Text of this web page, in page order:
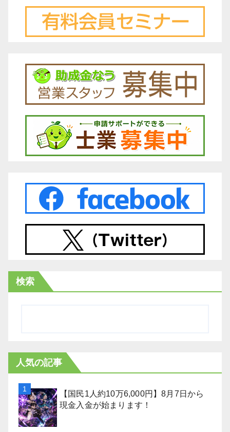
検索
人気の記事
【国民1人約10万6,000円】8月7日から
現金入金が始まります！